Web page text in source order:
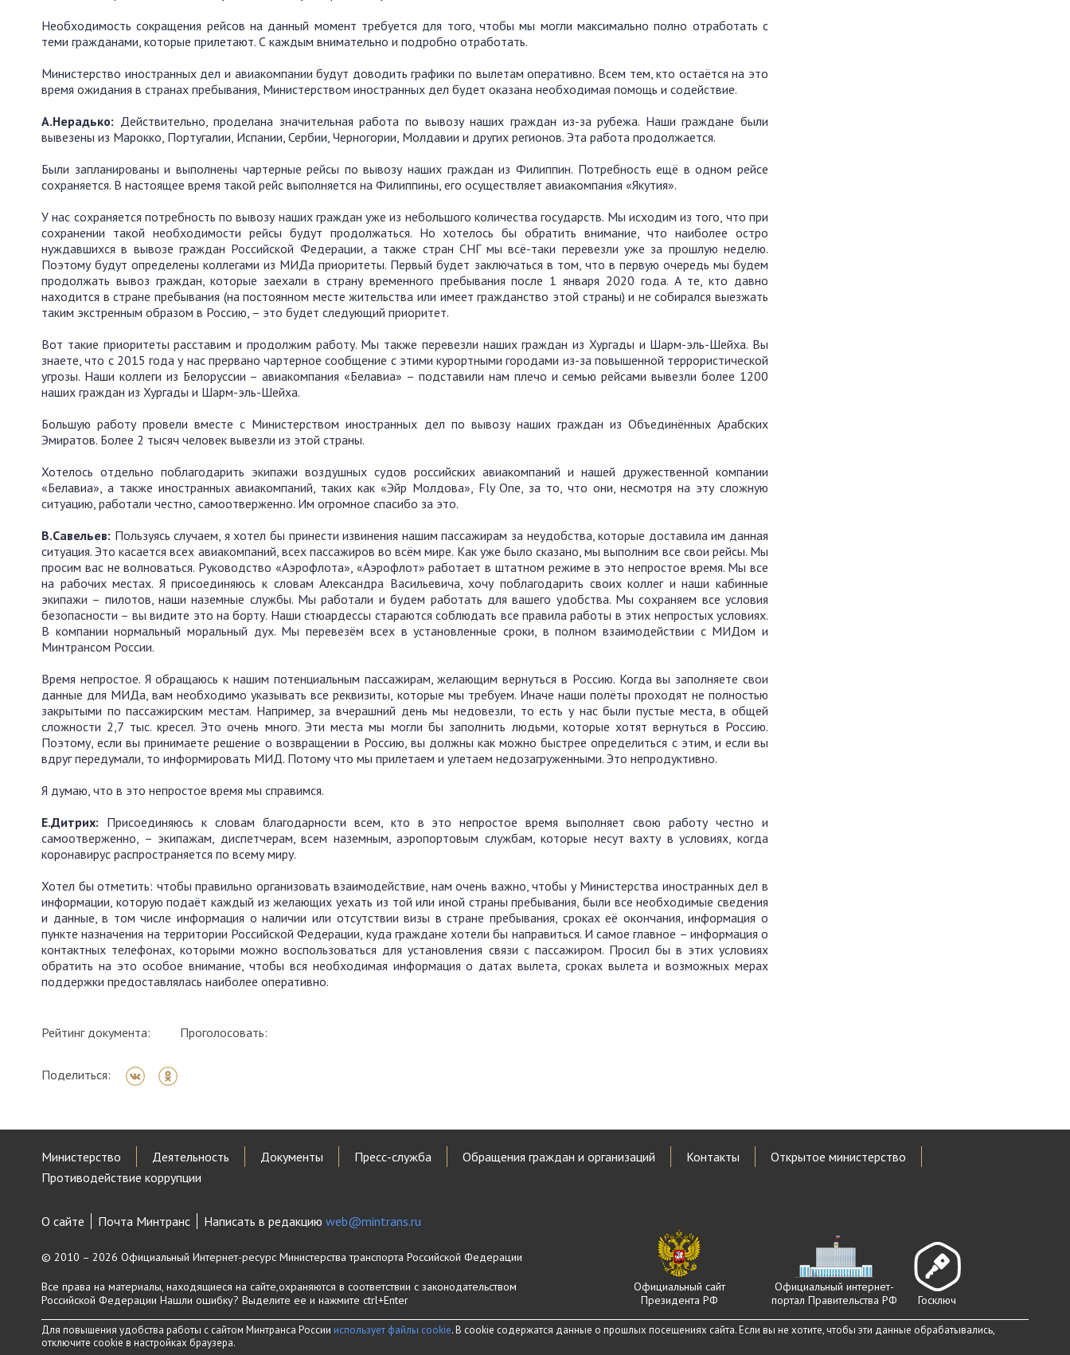
Необходимость сокращения рейсов на данный момент требуется для того, чтобы мы могли максимально полно отработать с
теми гражданами, которые прилетают. С каждым внимательно и подробно отработать.
Министерство иностранных дел и авиакомпании будут доводить графики по вылетам оперативно. Всем тем, кто остаётся на это
время ожидания в странах пребывания, Министерством иностранных дел будет оказана необходимая помощь и содействие.
А.Нерадько: Действительно, проделана значительная работа по вывозу наших граждан из-за рубежа. Наши граждане были
вывезены из Марокко, Португалии, Испании, Сербии, Черногории, Молдавии и других регионов. Эта работа продолжается.
Были запланированы и выполнены чартерные рейсы по вывозу наших граждан из Филиппин. Потребность ещё в одном рейсе
сохраняется. В настоящее время такой рейс выполняется на Филиппины, его осуществляет авиакомпания «Якутия».
У нас сохраняется потребность по вывозу наших граждан уже из небольшого количества государств. Мы исходим из того, что при
сохранении такой необходимости рейсы будут продолжаться. Но хотелось бы обратить внимание, что наиболее остро
нуждавшихся в вывозе граждан Российской Федерации, а также стран СНГ мы всё-таки перевезли уже за прошлую неделю.
Поэтому будут определены коллегами из МИДа приоритеты. Первый будет заключаться в том, что в первую очередь мы будем
продолжать вывоз граждан, которые заехали в страну временного пребывания после 1 января 2020 года. А те, кто давно
находится в стране пребывания (на постоянном месте жительства или имеет гражданство этой страны) и не собирался выезжать
таким экстренным образом в Россию, – это будет следующий приоритет.
Вот такие приоритеты расставим и продолжим работу. Мы также перевезли наших граждан из Хургады и Шарм-эль-Шейха. Вы
знаете, что с 2015 года у нас прервано чартерное сообщение с этими курортными городами из-за повышенной террористической
угрозы. Наши коллеги из Белоруссии – авиакомпания «Белавиа» – подставили нам плечо и семью рейсами вывезли более 1200
наших граждан из Хургады и Шарм-эль-Шейха.
Большую работу провели вместе с Министерством иностранных дел по вывозу наших граждан из Объединённых Арабских
Эмиратов. Более 2 тысяч человек вывезли из этой страны.
Хотелось отдельно поблагодарить экипажи воздушных судов российских авиакомпаний и нашей дружественной компании
«Белавиа», а также иностранных авиакомпаний, таких как «Эйр Молдова», Fly One, за то, что они, несмотря на эту сложную
ситуацию, работали честно, самоотверженно. Им огромное спасибо за это.
В.Савельев: Пользуясь случаем, я хотел бы принести извинения нашим пассажирам за неудобства, которые доставила им данная
ситуация. Это касается всех авиакомпаний, всех пассажиров во всём мире. Как уже было сказано, мы выполним все свои рейсы. Мы
просим вас не волноваться. Руководство «Аэрофлота», «Аэрофлот» работает в штатном режиме в это непростое время. Мы все
на рабочих местах. Я присоединяюсь к словам Александра Васильевича, хочу поблагодарить своих коллег и наши кабинные
экипажи – пилотов, наши наземные службы. Мы работали и будем работать для вашего удобства. Мы сохраняем все условия
безопасности – вы видите это на борту. Наши стюардессы стараются соблюдать все правила работы в этих непростых условиях.
В компании нормальный моральный дух. Мы перевезём всех в установленные сроки, в полном взаимодействии с МИДом и
Минтрансом России.
Время непростое. Я обращаюсь к нашим потенциальным пассажирам, желающим вернуться в Россию. Когда вы заполняете свои
данные для МИДа, вам необходимо указывать все реквизиты, которые мы требуем. Иначе наши полёты проходят не полностью
закрытыми по пассажирским местам. Например, за вчерашний день мы недовезли, то есть у нас были пустые места, в общей
сложности 2,7 тыс. кресел. Это очень много. Эти места мы могли бы заполнить людьми, которые хотят вернуться в Россию.
Поэтому, если вы принимаете решение о возвращении в Россию, вы должны как можно быстрее определиться с этим, и если вы
вдруг передумали, то информировать МИД. Потому что мы прилетаем и улетаем недозагруженными. Это непродуктивно.
Я думаю, что в это непростое время мы справимся.
Е.Дитрих: Присоединяюсь к словам благодарности всем, кто в это непростое время выполняет свою работу честно и
самоотверженно, – экипажам, диспетчерам, всем наземным, аэропортовым службам, которые несут вахту в условиях, когда
коронавирус распространяется по всему миру.
Хотел бы отметить: чтобы правильно организовать взаимодействие, нам очень важно, чтобы у Министерства иностранных дел в
информации, которую подаёт каждый из желающих уехать из той или иной страны пребывания, были все необходимые сведения
и данные, в том числе информация о наличии или отсутствии визы в стране пребывания, сроках её окончания, информация о
пункте назначения на территории Российской Федерации, куда граждане хотели бы направиться. И самое главное – информация о
контактных телефонах, которыми можно воспользоваться для установления связи с пассажиром. Просил бы в этих условиях
обратить на это особое внимание, чтобы вся необходимая информация о датах вылета, сроках вылета и возможных мерах
поддержки предоставлялась наиболее оперативно.
Рейтинг документа: Проголосовать:
Поделиться:
Министерство Деятельность Документы Пресс-служба Обращения граждан и организаций Контакты
Открытое министерство
Противодействие коррупции
О сайте Почта Минтранс Написать в редакцию web@mintrans.ru
© 2010 – 2026 Официальный Интернет-ресурс Министерства транспорта Российской Федерации
Все права на материалы, находящиеся на сайте,охраняются в соответствии с законодательством
Российской Федерации Нашли ошибку? Выделите ее и нажмите ctrl+Enter
Официальный сайт
Президента РФ
Официальный интернет-
портал Правительства РФ
Госключ
Для повышения удобства работы с сайтом Минтранса России использует файлы cookie. В cookie содержатся данные о прошлых посещениях сайта. Если вы не хотите, чтобы эти данные обрабатывались,
отключите cookie в настройках браузера.